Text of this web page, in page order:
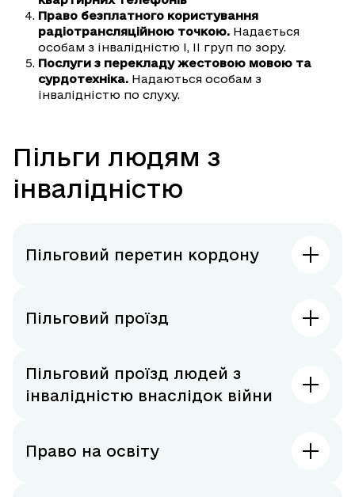
Право безплатного користування
радіотрансляційною точкою. Надається
особам з інвалідністю I, II груп по зору.
Послуги з перекладу жестовою мовою та
сурдотехніка. Надаються особам з
інвалідністю по слуху.
Пільги людям з
інвалідністю
Пільговий перетин кордону
Пільговий проїзд
Пільговий проїзд людей з
інвалідністю внаслідок війни
Право на освіту